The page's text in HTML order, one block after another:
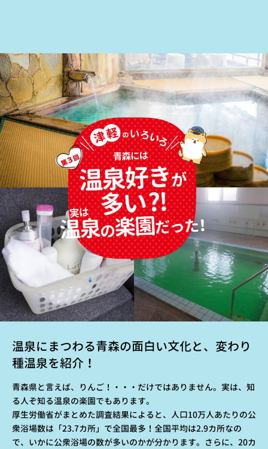
温泉にまつわる青森の面白い文化と、変わり
種温泉を紹介！
青森県と言えば、りんご！・・・だけではありません。実は、知
る人ぞ知る温泉の楽園でもあります。
厚生労働省がまとめた調査結果によると、人口10万人あたりの公
衆浴場数は「23.7カ所」で全国最多！全国平均は2.9カ所なの
で、いかに公衆浴場の数が多いのかが分かります。さらに、20カ